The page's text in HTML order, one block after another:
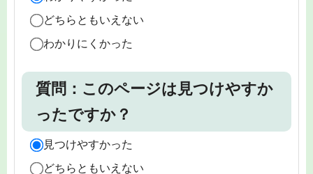
どちらともいえない
わかりにくかった
質問：このページは見つけやすか
ったですか？
見つけやすかった
どちらともいえない